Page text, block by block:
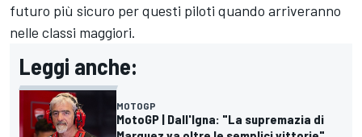
futuro più sicuro per questi piloti quando arriveranno
nelle classi maggiori.
Leggi anche:
MOTOGP
MotoGP | Dall'Igna: "La supremazia di